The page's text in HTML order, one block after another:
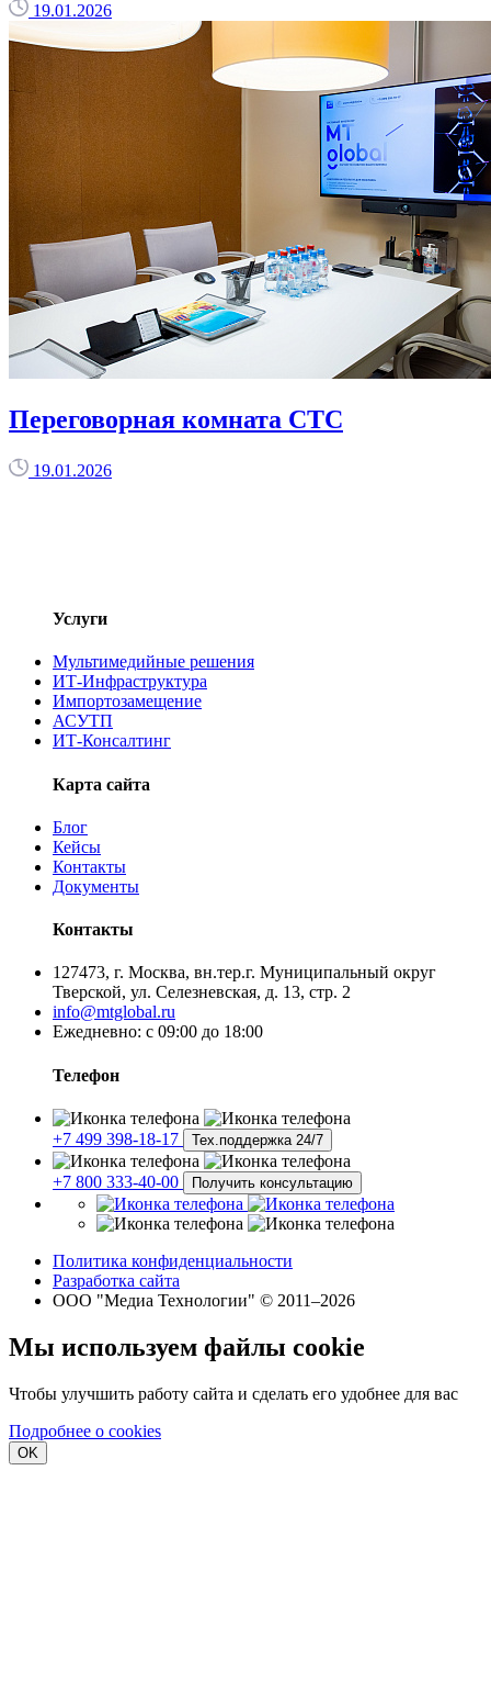
19.01.2026
Переговорная комната СТС
19.01.2026
Услуги
Мультимедийные решения
ИТ-Инфраструктура
Импортозамещение
АСУТП
ИТ-Консалтинг
Карта сайта
Блог
Кейсы
Контакты
Документы
Контакты
127473, г. Москва, вн.тер.г. Муниципальный округ
Тверской, ул. Селезневская, д. 13, стр. 2
info@mtglobal.ru
Ежедневно: с 09:00 до 18:00
Телефон
+7 499 398-18-17 Тех.поддержка 24/7
+7 800 333-40-00 Получить консультацию
Политика конфиденциальности
Разработка сайта
ООО "Медиа Технологии" © 2011–2026
Мы используем файлы cookie
Чтобы улучшить работу сайта и сделать его удобнее для вас
Подробнее о cookies
OK